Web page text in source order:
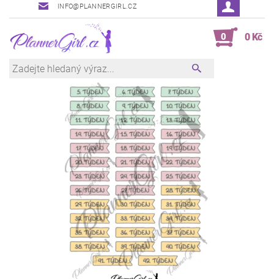
INFO@PLANNERGIRL.CZ
0 0 Kč